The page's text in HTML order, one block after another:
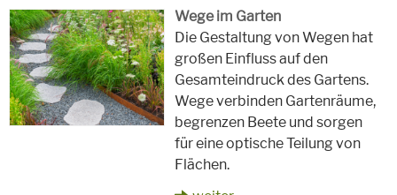
Wege im Garten
Die Gestaltung von Wegen hat
großen Einfluss auf den
Gesamteindruck des Gartens.
Wege verbinden Gartenräume,
begrenzen Beete und sorgen
für eine optische Teilung von
Flächen.